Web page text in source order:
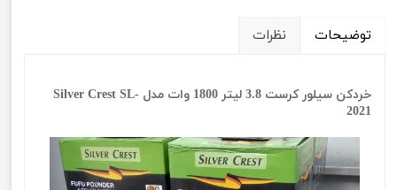
توضیحات نظرات
خردکن سیلور کرست 3.8 لیتر 1800 وات مدل Silver Crest SL-
2021